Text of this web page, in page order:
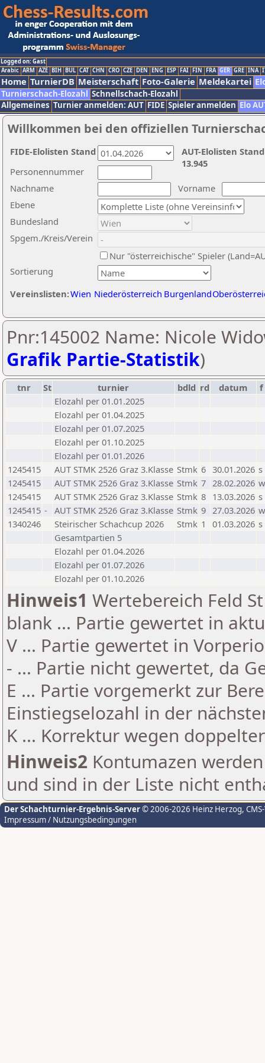
Logged on: Gast
Arabic ARM AZE BIH BUL CAT CHN CRO CZE DEN ENG ESP FAI FIN FRA GER GRE INA
Home TurnierDB Meisterschaft Foto-Galerie Meldekartei
Turnierschach-Elozahl Schnellschach-Elozahl
Allgemeines Turnier anmelden: AUT FIDE Spieler anmelden Elo
Willkommen bei den offiziellen
Nachname
Vorname
Ebene
Sortierung
Personennummer
Bundesland
Spgem./Kreis/Verein
Nur "österreichische" Spieler
Vereinslisten:Wien Niederösterreich Burgenland
AUT-Elolisten
13.945
FIDE-Elolisten Stand
Pnr:145002 Name: Nicole
Grafik Partie-Statistik)
tnr St turnier bdld rd datum
f
Elozahl per 01.01.2025
Elozahl per 01.04.2025
Elozahl per 01.07.2025
Elozahl per 01.10.2025
Elozahl per 01.01.2026
1245415
AUT STMK 2526 Graz 3.Klasse Stmk 6 30.01.2026 s
1245415
AUT STMK 2526 Graz 3.Klasse Stmk 7 28.02.2026 w
1245415
AUT STMK 2526 Graz 3.Klasse Stmk 8 13.03.2026 s
1245415 - AUT STMK 2526 Graz 3.Klasse Stmk 9 27.03.2026 w
1340246
Steirischer Schachcup 2026 Stmk 1 01.03.2026 s
Gesamtpartien 5
Elozahl per 01.04.2026
Elozahl per 01.07.2026
Elozahl per 01.10.2026
Hinweis1 Wertebereich Feld
blank ... Partie gewertet in
V ... Partie gewertet in
- ... Partie nicht gewertet, da
E ... Partie vorgemerkt zur
Einstiegselozahl in der
K ... Korrektur wegen
Hinweis2 Kontumazen
und sind in der Liste nicht
Der Schachturnier-Ergebnis-Server© 2006-2026 Heinz Herzog,
Impressum / Nutzungsbedingungen